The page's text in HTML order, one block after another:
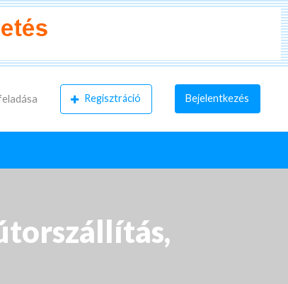
Regisztráció Bejelentkezés